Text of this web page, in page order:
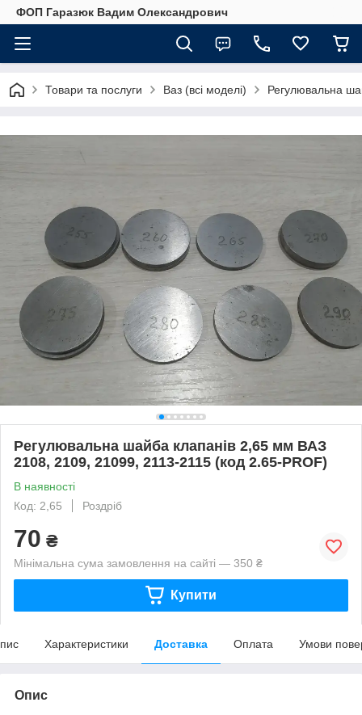
ФОП Гаразюк Вадим Олександрович
Товари та послуги Ваз (всі моделі) Регулювальна
Регулювальна шайба клапанів 2,65 мм ВАЗ
2108, 2109, 21099, 2113-2115 (код 2.65-PROF)
В наявності
Код: 2,65
Роздріб
70 ₴
Мінімальна сума замовлення на сайті — 350 ₴
Купити
Характеристики Доставка Оплата Умови
Опис